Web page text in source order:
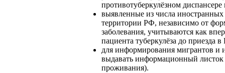
противотуберкулёзном
выявленные из числа
территории РФ, независимо от
заболевания, учитываются как
пациента туберкулёза до приезда
для информирования мигрантов и
выдавать информационный листок
проживания).